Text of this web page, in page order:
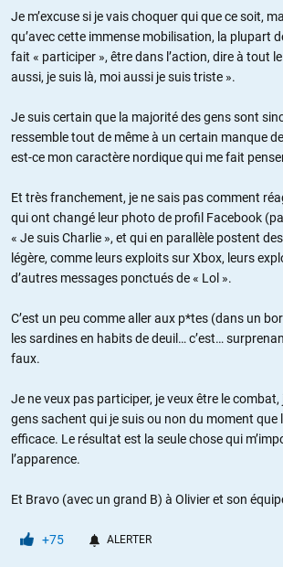
Je m’excuse si je vais choquer qui que ce soit,
qu’avec cette immense mobilisation, la plupart
fait « participer », être dans l’action, dire à tout
aussi, je suis là, moi aussi je suis triste ».
Je suis certain que la majorité des gens sont
ressemble tout de même à un certain manque
est-ce mon caractère nordique qui me fait
Et très franchement, je ne sais pas comment
qui ont changé leur photo de profil Facebook
« Je suis Charlie », et qui en parallèle postent
légère, comme leurs exploits sur Xbox, leurs
d’autres messages ponctués de « Lol ».
C’est un peu comme aller aux p*tes (dans un
les sardines en habits de deuil… c’est…
faux.
Je ne veux pas participer, je veux être le combat,
gens sachent qui je suis ou non du moment que
efficace. Le résultat est la seule chose qui
l’apparence.
Et Bravo (avec un grand B) à Olivier et son
+75 ALERTER